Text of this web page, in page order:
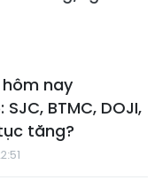
nay
BTMC, DOJI,
tăng?